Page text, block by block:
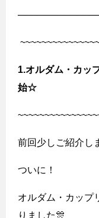
1.オルダム・カッ
始☆
前回少しご紹介し
ついに！
オルダム・カップ
りました🎊